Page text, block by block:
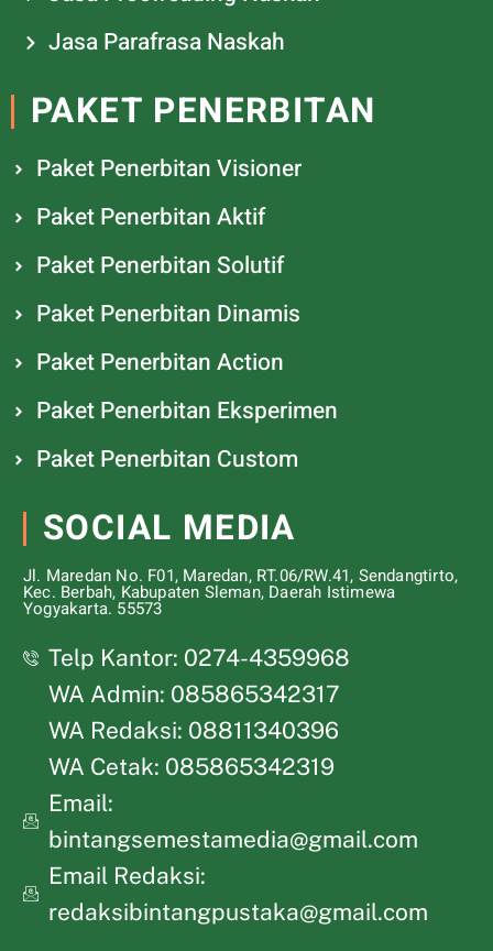
Jasa Parafrasa Naskah
PAKET PENERBITAN
Paket Penerbitan Visioner
Paket Penerbitan Aktif
Paket Penerbitan Solutif
Paket Penerbitan Dinamis
Paket Penerbitan Action
Paket Penerbitan Eksperimen
Paket Penerbitan Custom
SOCIAL MEDIA
Jl. Maredan No. F01, Maredan, RT.06/RW.41, Sendangtirto,
Kec. Berbah, Kabupaten Sleman, Daerah Istimewa
Yogyakarta. 55573
Telp Kantor: 0274-4359968
WA Admin: 085865342317
WA Redaksi: 08811340396
WA Cetak: 085865342319
Email:
bintangsemestamedia@gmail.com
Email Redaksi:
redaksibintangpustaka@gmail.com